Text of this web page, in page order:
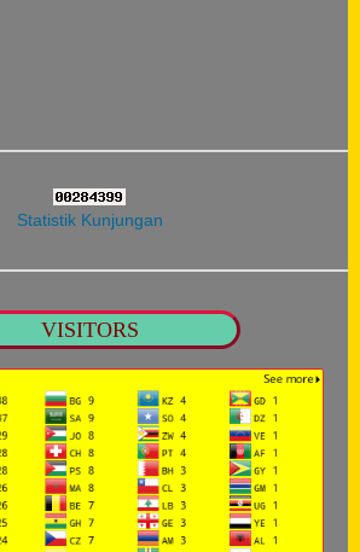
Statistik Kunjungan
VISITORS